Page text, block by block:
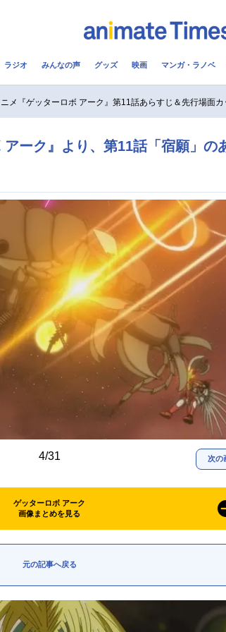
コスプレ 2.5次
実写化映画一覧
男性声優/女性声優一覧
FOLLOW US
ラジオ みんなの声 グッズ 映画 マンガ・ラノベ
メ『ゲッターロボ アーク』第11話あらすじ＆先行場面カ
ーク』より、第11話「宿願」の
4/31 次の
ゲッターロボ アーク
画像まとめを見る
元の記事へ戻る